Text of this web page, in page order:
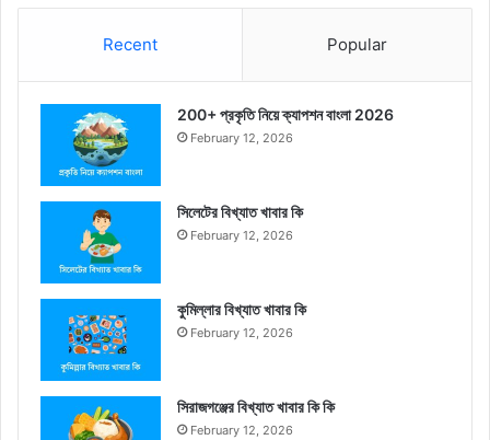
Recent Popular
200+ প্রকৃতি নিয়ে ক্যাপশন বাংলা 2026
February 12, 2026
সিলেটের বিখ্যাত খাবার কি
February 12, 2026
কুমিল্লার বিখ্যাত খাবার কি
February 12, 2026
সিরাজগঞ্জের বিখ্যাত খাবার কি কি
February 12, 2026